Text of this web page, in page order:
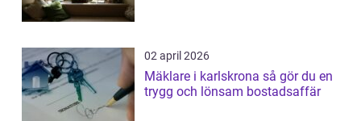
02 april 2026
Mäklare i karlskrona så gör du en
trygg och lönsam bostadsaffär